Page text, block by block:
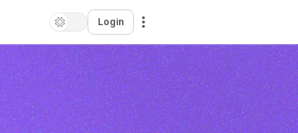
Login